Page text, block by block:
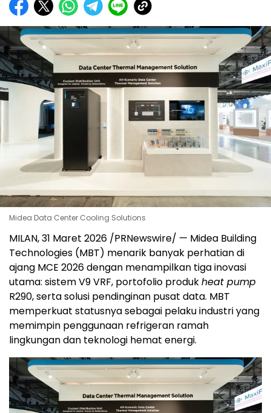
Midea Data Center Cooling Solutions
MILAN,31 Maret 2026 /PRNewswire/ — Midea Building
Technologies (MBT) menarik banyak perhatian di
ajang MCE 2026 dengan menampilkan tiga inovasi
utama: sistem V9 VRF, portofolio produkheat pump
R290, serta solusi pendinginan pusat data. MBT
memperkuat statusnya sebagai pelaku industri yang
memimpin penggunaan refrigeran ramah
lingkungan dan teknologi hemat energi.